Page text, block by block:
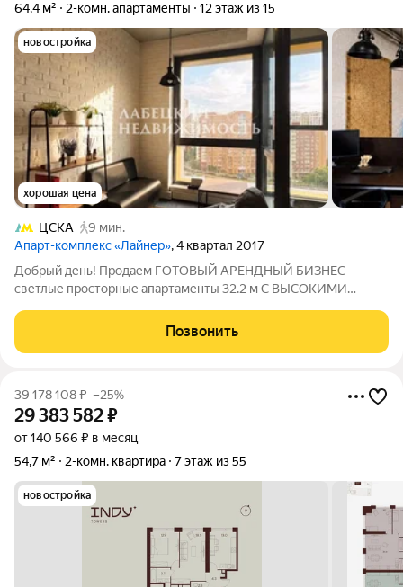
64,4 м² 2-комн. апартаменты 12 этаж из 15
новостройка
хорошая цена
ЦСКА
9 мин.
Апарт-комплекс «Лайнер», 4 квартал 2017
Добрый день! Продаем ГОТОВЫЙ АРЕНДНЫЙ БИЗНЕС -
светлые просторные апартаменты 32.2 м С ВЫСОКИМИ
бизнес "Лайнер". Описание и фото соответствуют
действительности. ПРО ДОКУМЕНТЫ: ОДИН собственник
Позвонить
39 178 108₽ –25%
29 383 582₽
от 140 566 ₽ в месяц
54,7 м²
2-комн. квартира 7 этаж из 55
новостройка